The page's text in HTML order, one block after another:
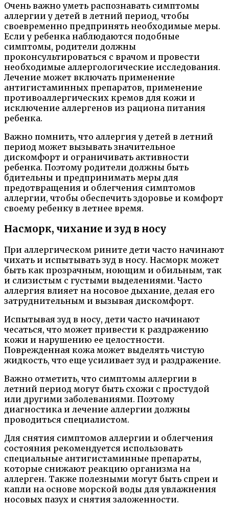
Очень важно уметь распознавать симптомы
аллергии у детей в летний период, чтобы
своевременно предпринять необходимые меры.
Если у ребенка наблюдаются подобные
симптомы, родители должны
проконсультироваться с врачом и провести
необходимые аллергологические исследования.
Лечение может включать применение
антигистаминных препаратов, применение
противоаллергических кремов для кожи и
исключение аллергенов из рациона питания
ребенка.
Важно помнить, что аллергия у детей в летний
период может вызывать значительное
дискомфорт и ограничивать активности
ребенка. Поэтому родители должны быть
бдительны и предпринимать меры для
предотвращения и облегчения симптомов
аллергии, чтобы обеспечить здоровье и комфорт
своему ребенку в летнее время.
Насморк, чихание и зуд в носу
При аллергическом рините дети часто начинают
чихать и испытывать зуд в носу. Насморк может
быть как прозрачным, ноющим и обильным, так
и слизистым с густыми выделениями. Часто
аллергия влияет на носовое дыхание, делая его
затруднительным и вызывая дискомфорт.
Испытывая зуд в носу, дети часто начинают
чесаться, что может привести к раздражению
кожи и нарушению ее целостности.
Поврежденная кожа может выделять чистую
жидкость, что еще усиливает зуд и раздражение.
Важно отметить, что симптомы аллергии в
летний период могут быть схожи с простудой
или другими заболеваниями. Поэтому
диагностика и лечение аллергии должны
проводиться специалистом.
Для снятия симптомов аллергии и облегчения
состояния рекомендуется использовать
специальные антигистаминные препараты,
которые снижают реакцию организма на
аллерген. Также полезными могут быть спреи и
капли на основе морской воды для увлажнения
носовых пазух и снятия заложенности.